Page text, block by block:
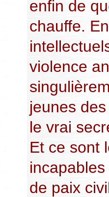
enfin de
chauffe.
violence
jeunes
le vrai
Et ce sont
de paix